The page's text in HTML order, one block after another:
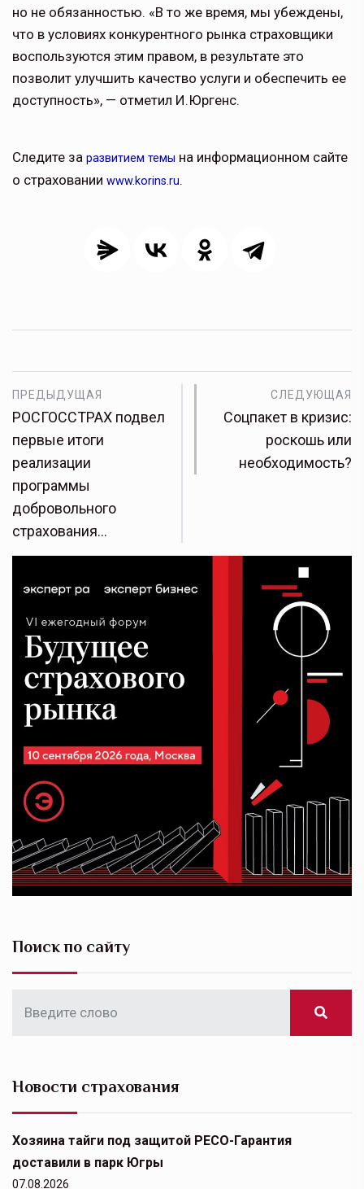
но не обязанностью. «В то же время, мы убеждены,
что в условиях конкурентного рынка страховщики
воспользуются этим правом, в результате это
позволит улучшить качество услуги и обеспечить ее
доступность», — отметил И.Юргенс.
Следите за развитием темы на информационном сайте
о страховании www.korins.ru.
ПРЕДЫДУЩАЯ
РОСГОССТРАХ подвел
первые итоги
реализации
программы
добровольного
страхования…
СЛЕДУЮЩАЯ
Соцпакет в кризис:
роскошь или
необходимость?
Поиск по сайту
Новости страхования
Хозяина тайги под защитой РЕСО-Гарантия
доставили в парк Югры
07.08.2026